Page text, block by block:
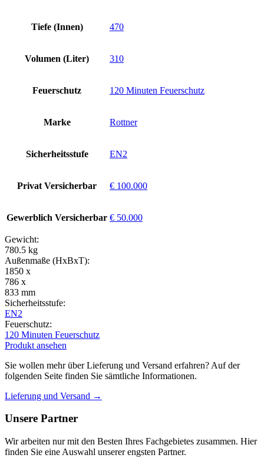
Tiefe (Innen) 470
Volumen (Liter) 310
Feuerschutz 120 Minuten Feuerschutz
Marke Rottner
Sicherheitsstufe EN2
Privat Versicherbar € 100.000
Gewerblich Versicherbar € 50.000
Gewicht:
780.5 kg
Außenmaße (HxBxT):
1850 x
786 x
833 mm
Sicherheitsstufe:
EN2
Feuerschutz:
120 Minuten Feuerschutz
Produkt ansehen
Sie wollen mehr über Lieferung und Versand erfahren? Auf der
folgenden Seite finden Sie sämtliche Informationen.
Lieferung und Versand →
Unsere Partner
Wir arbeiten nur mit den Besten Ihres Fachgebietes zusammen. Hier
finden Sie eine Auswahl unserer engsten Partner.